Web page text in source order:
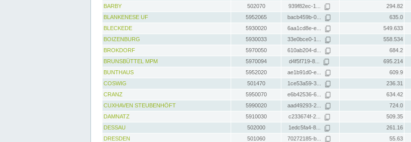
BARBY
502070 939f82ec-1... 294.82
BLANKENESE UF
5952065 bacb459b-0... 635.0
BLECKEDE
5930020 6aa1cd8e-e... 549.633
BOIZENBURG
5930033 33e0bce0-1... 558.534
BROKDORF
5970050 610ab204-d... 684.2
BRUNSBÜTTEL MPM
5970094 d4f5f719-8... 695.214
BUNTHAUS
5952020 ae1b91d0-e... 609.9
COSWIG
501470 1ce53a59-3... 236.31
CRANZ
5950070 e6b42536-6... 634.42
CUXHAVEN STEUBENHÖFT
5990020 aad49293-2... 724.0
DAMNATZ
5910030 c233674f-2... 509.35
DESSAU
502000 1edc5fa4-8... 261.16
DRESDEN
501060 70272185-b... 55.63